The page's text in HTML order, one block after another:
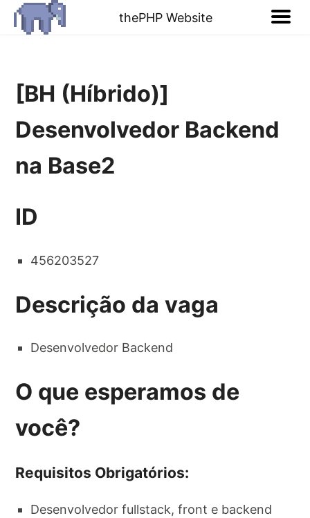
thePHP Website
[BH (Híbrido)]
Desenvolvedor Backend
na Base2
ID
456203527
Descrição da vaga
Desenvolvedor Backend
O que esperamos de
você?
Requisitos Obrigatórios:
Desenvolvedor fullstack, front e backend